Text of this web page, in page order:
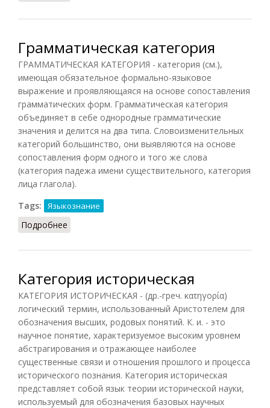
Грамматическая категория
ГРАММАТИЧЕСКАЯ КАТЕГОРИЯ - категория (см.),
имеющая обязательное формально-языковое
выражение и проявляющаяся на основе сопоставления
грамматических форм. Грамматическая категория
объединяет в себе однородные грамматические
значения и делится на два типа. Словоизменительных
категорий большинство, они выявляются на основе
сопоставления форм одного и того же слова
(категория падежа имени существительного, категория
лица глагола).
Tags:
Языкознание
Подробнее
Категория историческая
КАТЕГОРИЯ ИСТОРИЧЕСКАЯ - (др.-греч. κατηγορία)
логический термин, использованный Аристотелем для
обозначения высших, родовых понятий. К. и. - это
научное понятие, характеризуемое высоким уровнем
абстрагирования и отражающее наиболее
существенные связи и отношения прошлого и процесса
исторического познания. Категория историческая
представляет собой язык теории исторической науки,
используемый для обозначения базовых научных